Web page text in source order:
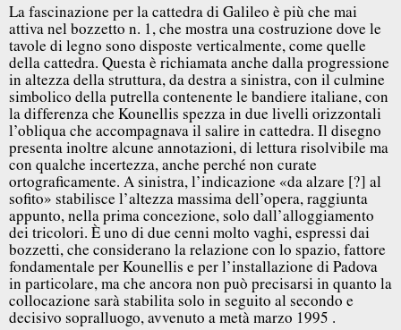
La fascinazione per la cattedra di Galileo è più che mai
attiva nel bozzetto n. 1, che mostra una costruzione dove le
tavole di legno sono disposte verticalmente, come quelle
della cattedra. Questa è richiamata anche dalla progressione
in altezza della struttura, da destra a sinistra, con il culmine
simbolico della putrella contenente le bandiere italiane, con
la differenza che Kounellis spezza in due livelli orizzontali
l’obliqua che accompagnava il salire in cattedra. Il disegno
presenta inoltre alcune annotazioni, di lettura risolvibile ma
con qualche incertezza, anche perché non curate
ortograficamente. A sinistra, l’indicazione «da alzare [?] al
sofito» stabilisce l’altezza massima dell’opera, raggiunta
appunto, nella prima concezione, solo dall’alloggiamento
dei tricolori. È uno di due cenni molto vaghi, espressi dai
bozzetti, che considerano la relazione con lo spazio, fattore
fondamentale per Kounellis e per l’installazione di Padova
in particolare, ma che ancora non può precisarsi in quanto la
collocazione sarà stabilita solo in seguito al secondo e
decisivo sopralluogo, avvenuto a metà marzo 1995 .